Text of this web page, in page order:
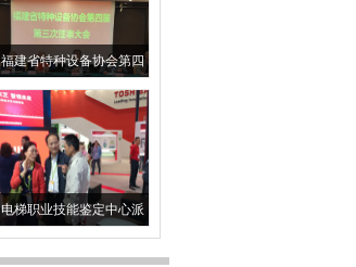
福建省特种设备协会第四
届第三次理事会会议纪要
电梯职业技能鉴定中心派
员参观中国国际电梯展览